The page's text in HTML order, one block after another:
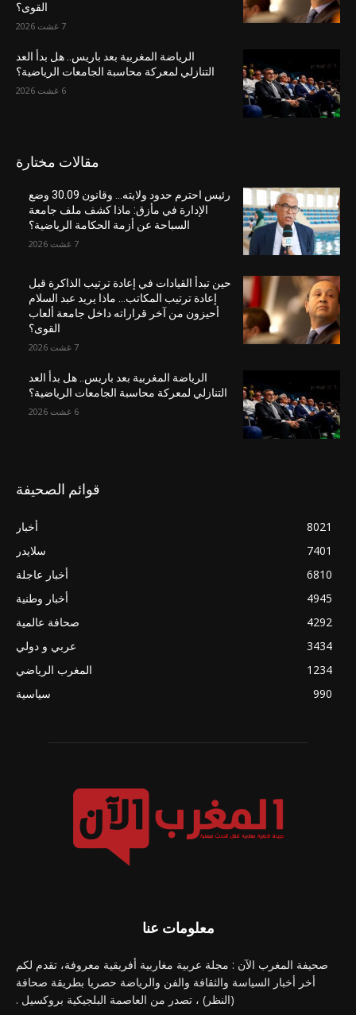
القوى؟
7 غشت 2026
الرياضة المغربية بعد باريس.. هل بدأ العد
التنازلي لمعركة محاسبة الجامعات الرياضية؟
6 غشت 2026
مقالات مختارة
رئيس احترم حدود ولايته… وقانون 30.09 وضع
الإدارة في مأزق: ماذا كشف ملف جامعة
السباحة عن أزمة الحكامة الرياضية؟
7 غشت 2026
حين تبدأ القيادات في إعادة ترتيب الذاكرة قبل
إعادة ترتيب المكاتب… ماذا يريد عبد السلام
أحيزون من آخر قراراته داخل جامعة ألعاب
القوى؟
7 غشت 2026
الرياضة المغربية بعد باريس.. هل بدأ العد
التنازلي لمعركة محاسبة الجامعات الرياضية؟
6 غشت 2026
قوائم الصحيفة
أخبار
8021
سلايدر
7401
أخبار عاجلة
6810
أخبار وطنية
4945
صحافة عالمية
4292
عربي و دولي
3434
المغرب الرياضي
1234
سياسية
990
معلومات عنا
صحيفة المغرب الآن : مجلة عربية مغاربية أفريقية معروفة، تقدم لكم
أخر أخبار السياسة والثقافة والفن والرياضة حصريا بطريقة صحافة
(النظر) ، تصدر من العاصمة البلجيكية بروكسيل .